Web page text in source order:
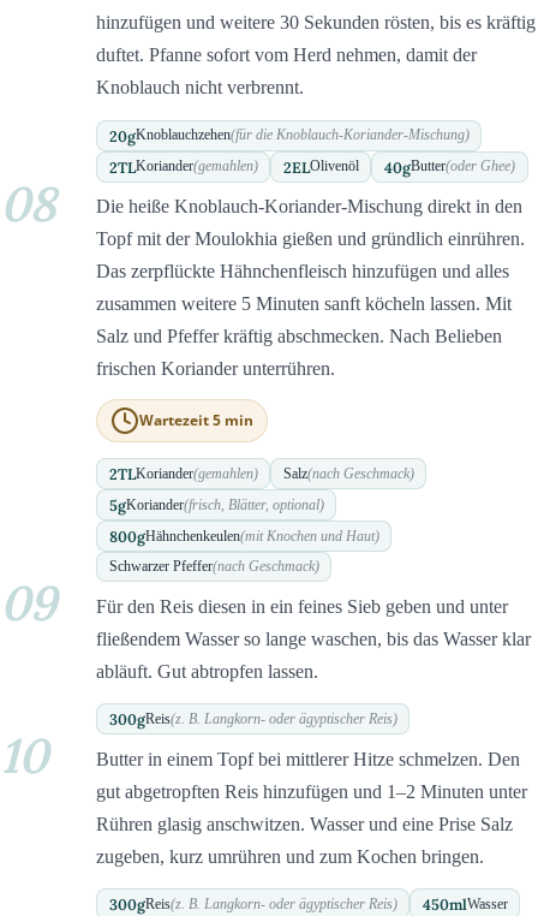
hinzufügen und weitere 30 Sekunden rösten, bis es kräftig
duftet. Pfanne sofort vom Herd nehmen, damit der
Knoblauch nicht verbrennt.
20gKnoblauchzehen(für die Knoblauch-Koriander-Mischung)
2TLKoriander(gemahlen) 2ELOlivenöl 40gButter(oder Ghee)
08
Die heiße Knoblauch-Koriander-Mischung direkt in den
Topf mit der Moulokhia gießen und gründlich einrühren.
Das zerpflückte Hähnchenfleisch hinzufügen und alles
zusammen weitere 5 Minuten sanft köcheln lassen. Mit
Salz und Pfeffer kräftig abschmecken. Nach Belieben
frischen Koriander unterrühren.
Wartezeit 5 min
2TLKoriander(gemahlen) Salz(nach Geschmack)
5gKoriander(frisch, Blätter, optional)
800gHähnchenkeulen(mit Knochen und Haut)
Schwarzer Pfeffer(nach Geschmack)
09
Für den Reis diesen in ein feines Sieb geben und unter
fließendem Wasser so lange waschen, bis das Wasser klar
abläuft. Gut abtropfen lassen.
300gReis(z. B. Langkorn- oder ägyptischer Reis)
10
Butter in einem Topf bei mittlerer Hitze schmelzen. Den
gut abgetropften Reis hinzufügen und 1–2 Minuten unter
Rühren glasig anschwitzen. Wasser und eine Prise Salz
zugeben, kurz umrühren und zum Kochen bringen.
300gReis(z. B. Langkorn- oder ägyptischer Reis) 450mlWasser